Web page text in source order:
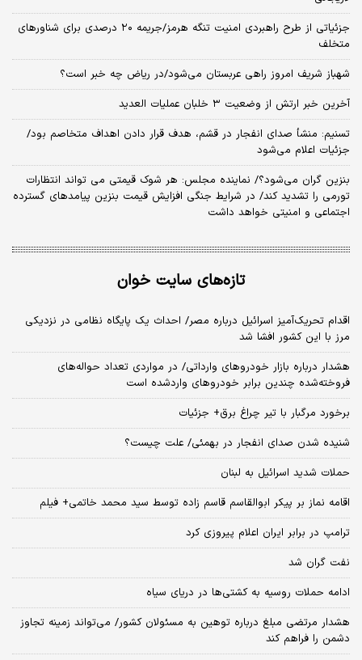
جزئیاتی از طرح راهبردی امنیت تنگه هرمز/جریمه ۲۰ درصدی برای شناورهای
متخلف
شهباز شریف امروز راهی عربستان می‌شود/در ریاض چه خبر است؟
آخرین خبر ارتش از وضعیت ۳ خلبان عملیات العدید
تسنیم: منشأ صدای انفجار در قشم، هدف قرار دادن اهداف متخاصم بود/
جزئیات اعلام می‌شود
بنزین گران می‌شود؟/ نماینده مجلس: هر شوک قیمتی می تواند انتظارات
تورمی را تشدید کند/ در شرایط جنگی افزایش قیمت بنزین پیامدهای گسترده
اجتماعی و امنیتی خواهد داشت
تازه‌های سایت خوان
اقدام تحریک‌آمیز اسرائیل درباره مصر/ احداث یک پایگاه نظامی در نزدیکی
مرز با این کشور افشا شد
هشدار درباره بازار خودروهای وارداتی/ در مواردی تعداد حواله‌های
فروخته‌شده چندین برابر خودروهای واردشده است
برخورد مرگبار با تیر چراغ برق+ جزئیات
شنیده شدن صدای انفجار در بهمئی/ علت چیست؟
حملات شدید اسرائیل به لبنان
اقامه نماز بر پیکر ابوالقاسم قاسم زاده توسط سید محمد خاتمی+ فیلم
ترامپ در برابر ایران اعلام پیروزی کرد
نفت گران شد
ادامه حملات روسیه به کشتی‌ها در دریای سیاه
هشدار مرتضی مبلغ درباره توهین به مسئولان کشور/ می‌تواند زمینه تجاوز
دشمن را فراهم کند